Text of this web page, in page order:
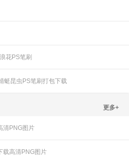
花PS笔刷
蜓昆虫PS笔刷打包下载
更多+
清PNG图片
载高清PNG图片